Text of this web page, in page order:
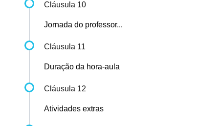
Cláusula 10
Jornada do professor...
Cláusula 11
Duração da hora-aula
Cláusula 12
Atividades extras